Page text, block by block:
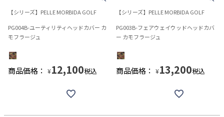
【シリーズ】PELLE MORBIDA GOLF
PG004B-ユーティリティヘッドカバー カ
モフラージュ
商品価格： ¥12,100税込
【シリーズ】PELLE MORBIDA GOLF
PG003B-フェアウェイウッドヘッドカバ
ー カモフラージュ
商品価格： ¥13,200税込